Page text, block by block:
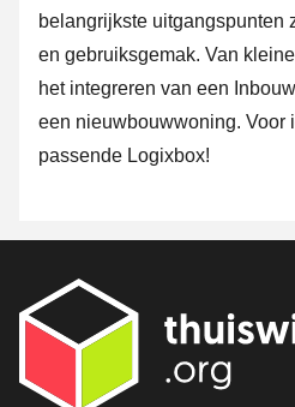
belangrijkste uitgangspunten
en gebruiksgemak. Van
het integreren van een
een nieuwbouwwoning. Voor
passende Logixbox!